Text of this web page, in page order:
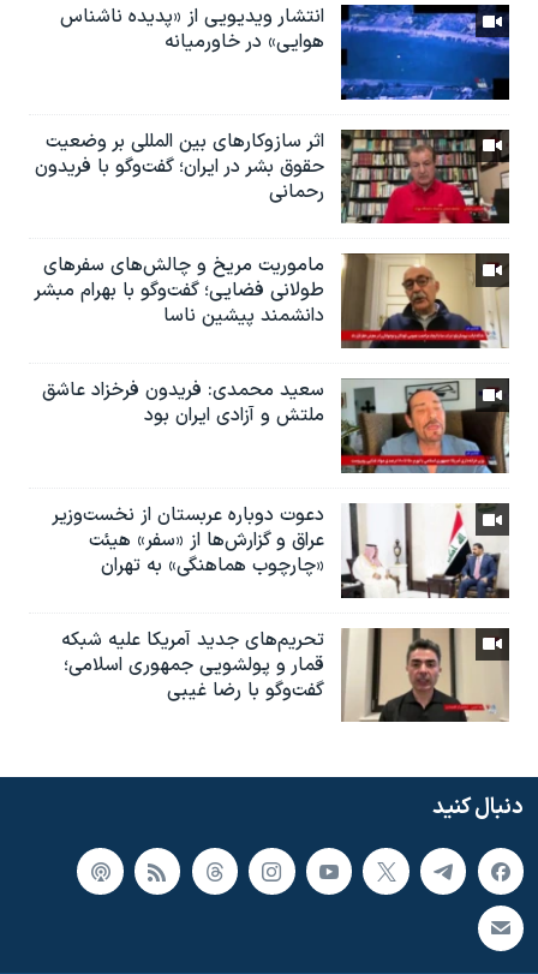
انتشار ویدیویی از «پدیده‌ ناشناس
هوایی» در خاورمیانه
اثر ساز‌و‌کارهای بین المللی بر وضعیت
حقوق بشر در ایران؛ گفت‌وگو با فریدون
رحمانی
ماموریت مریخ و چالش‌های سفرهای
طولانی فضایی؛ گفت‌وگو با بهرام مبشر
دانشمند پیشین ناسا
سعید محمدی: فریدون فرخزاد عاشق
ملتش و آزادی ایران بود
دعوت دوباره عربستان از نخست‌وزیر
عراق و گزارش‌ها از «سفر» هیئت
«چارچوب هماهنگی» به تهران
تحریم‌های جدید آمریکا علیه شبکه
قمار و پولشویی جمهوری اسلامی؛
گفت‌وگو با رضا غیبی
دنبال کنید